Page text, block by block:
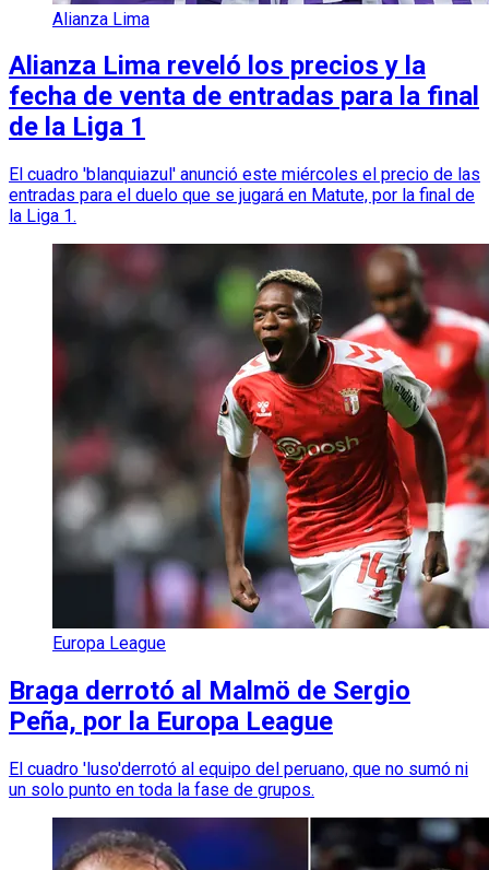
Alianza Lima
Alianza Lima reveló los precios y la
fecha de venta de entradas para la final
de la Liga 1
El cuadro 'blanquiazul' anunció este miércoles el precio de las
entradas para el duelo que se jugará en Matute, por la final de
la Liga 1.
Europa League
Braga derrotó al Malmö de Sergio
Peña, por la Europa League
El cuadro 'luso'derrotó al equipo del peruano, que no sumó ni
un solo punto en toda la fase de grupos.